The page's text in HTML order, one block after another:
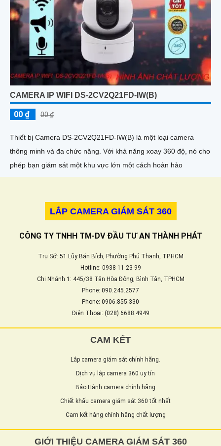
CAMERA IP WIFI DS-2CV2Q21FD-IW(B)
00 ₫ 00 ₫
Thiết bị Camera DS-2CV2Q21FD-IW(B) là một loại camera
thông minh và đa chức năng. Với khả năng xoay 360 độ, nó cho
phép bạn giám sát một khu vực lớn một cách hoàn hảo
LẮP CAMERA GIÁM SÁT 360
CÔNG TY TNHH TM-DV ĐẦU TƯ AN THÀNH PHÁT
Trụ Sở: 51 Lũy Bán Bích, Phường Phú Thạnh, TP.HCM
Hotline: 0938 11 23 99
Chi Nhánh 1: 445/38 Tân Hòa Đông, Bình Tân, TPHCM
Phone: 090.245.2577
Phone: 0906.855.330
Điện Thoại: (028) 6688.4949
CAM KẾT
Lắp camera giám sát chính hãng.
Dịch vụ lắp camera 360 uy tín
Bảo Hành camera chính hãng
Chiết khấu camera giám sát 360 tốt nhất
Cam kết hàng chính hãng chất lượng
GIỚI THIỆU CAMERA GIÁM SÁT 360